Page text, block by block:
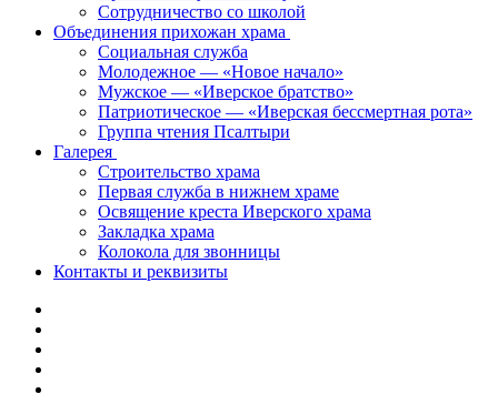
Сотрудничество со школой
Объединения прихожан храма
Социальная служба
Молодежное — «Новое начало»
Мужское — «Иверское братство»
Патриотическое — «Иверская бессмертная рота»
Группа чтения Псалтыри
Галерея
Строительство храма
Первая служба в нижнем храме
Освящение креста Иверского храма
Закладка храма
Колокола для звонницы
Контакты и реквизиты